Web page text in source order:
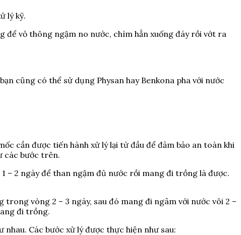
lý kỹ.
để vỏ thông ngậm no nước, chìm hẳn xuống đáy rồi vớt ra
cũng có thể sử dụng Physan hay Benkona pha với nước
cần được tiến hành xử lý lại từ đầu để đảm bảo an toàn khi
các bước trên.
– 2 ngày để than ngậm đủ nước rồi mang đi trồng là được.
vòng 2 – 3 ngày, sau đó mang đi ngâm với nước vôi 2 –
đi trồng.
Các bước xử lý được thực hiện như sau: